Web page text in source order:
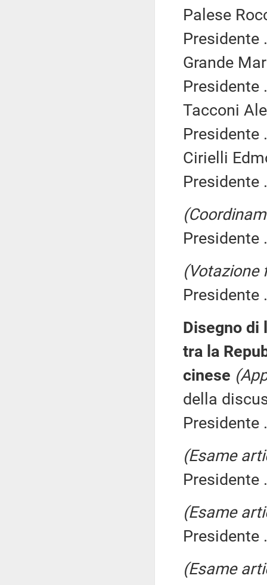
Palese
Presidente
Grande
Presidente
Tacconi
Presidente
Cirielli
Presidente
Presidente
(Votazione
Presidente
Disegno di
tra la
cinese
della
Presidente
(Esame
Presidente
(Esame
Presidente
(Esame